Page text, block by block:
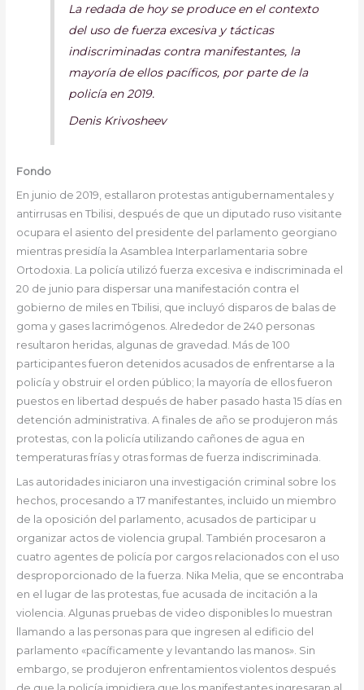
La redada de hoy se produce en el contexto
del uso de fuerza excesiva y tácticas
indiscriminadas contra manifestantes, la
mayoría de ellos pacíficos, por parte de la
policía en 2019.
Denis Krivosheev
Fondo
En junio de 2019, estallaron protestas antigubernamentales y
antirrusas en Tbilisi, después de que un diputado ruso visitante
ocupara el asiento del presidente del parlamento georgiano
mientras presidía la Asamblea Interparlamentaria sobre
Ortodoxia. La policía utilizó fuerza excesiva e indiscriminada el
20 de junio para dispersar una manifestación contra el
gobierno de miles en Tbilisi, que incluyó disparos de balas de
goma y gases lacrimógenos. Alrededor de 240 personas
resultaron heridas, algunas de gravedad. Más de 100
participantes fueron detenidos acusados de enfrentarse a la
policía y obstruir el orden público; la mayoría de ellos fueron
puestos en libertad después de haber pasado hasta 15 días en
detención administrativa. A finales de año se produjeron más
protestas, con la policía utilizando cañones de agua en
temperaturas frías y otras formas de fuerza indiscriminada.
Las autoridades iniciaron una investigación criminal sobre los
hechos, procesando a 17 manifestantes, incluido un miembro
de la oposición del parlamento, acusados de participar u
organizar actos de violencia grupal. También procesaron a
cuatro agentes de policía por cargos relacionados con el uso
desproporcionado de la fuerza. Nika Melia, que se encontraba
en el lugar de las protestas, fue acusada de incitación a la
violencia. Algunas pruebas de video disponibles lo muestran
llamando a las personas para que ingresen al edificio del
parlamento «pacíficamente y levantando las manos». Sin
embargo, se produjeron enfrentamientos violentos después
de que la policía impidiera que los manifestantes ingresaran al